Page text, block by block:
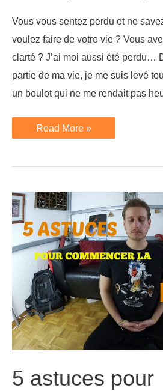
Vous vous sentez perdu et ne
voulez faire de votre vie ? Vous
clarté ? J’ai moi aussi été perdu…
partie de ma vie, je me suis levé
un boulot qui ne me rendait pas
Comment
trouver
et
de
vie
(+
exemple)
Read More »
5 astuces pour